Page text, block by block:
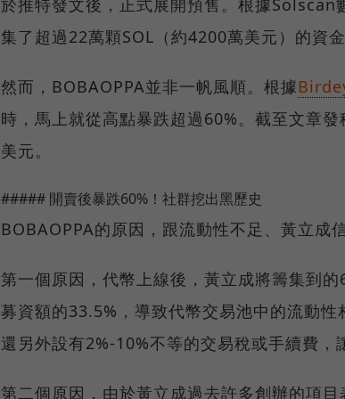
於推特發文後，正式展開預售。根據Solscan
集了超過22萬顆SOL（約4200萬美元）的資金
然而，BOBAOPPA並非一帆風順。根據
時，馬上就從高點暴跌超過60%。截至文章
美元。
##### 開賣後暴跌60%！社群挖出黑歷史
BOBAOPPA的原因，跟流動性不足、黃立成
第一個原因，代幣上線後，黃立成將籌集到
募資額的33.5%，導致代幣交易池中的流動
還另外設有2%-10%不等的交易稅或手續費，
第二個原因，由於黃立成過去許多創辦的項